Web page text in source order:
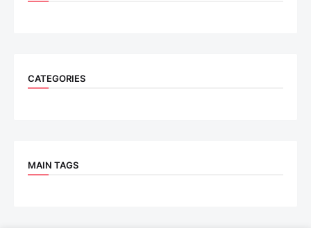
CATEGORIES
MAIN TAGS